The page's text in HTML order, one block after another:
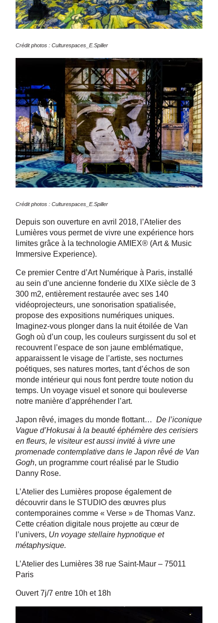
Crédit photos : Culturespaces_E.Spiller
Crédit photos : Culturespaces_E.Spiller
Depuis son ouverture en avril 2018, l’Atelier des
Lumières vous permet de vivre une expérience hors
limites grâce à la technologie AMIEX® (Art & Music
Immersive Experience).
Ce premier Centre d’Art Numérique à Paris, installé
au sein d’une ancienne fonderie du XIXe siècle de 3
300 m2, entièrement restaurée avec ses 140
vidéoprojecteurs, une sonorisation spatialisée,
propose des expositions numériques uniques.
Imaginez-vous plonger dans la nuit étoilée de Van
Gogh où d’un coup, les couleurs surgissent du sol et
recouvrent l’espace de son jaune emblématique,
apparaissent le visage de l’artiste, ses nocturnes
poétiques, ses natures mortes, tant d’échos de son
monde intérieur qui nous font perdre toute notion du
temps. Un voyage visuel et sonore qui bouleverse
notre manière d’appréhender l’art.
Japon rêvé, images du monde flottant… De l’iconique
Vague d’Hokusai à la beauté éphémère des cerisiers
en fleurs, le visiteur est aussi invité à vivre une
promenade contemplative dans le Japon rêvé de Van
Gogh, un programme court réalisé par le Studio
Danny Rose.
L’Atelier des Lumières propose également de
découvrir dans le STUDIO des œuvres plus
contemporaines comme « Verse » de Thomas Vanz.
Cette création digitale nous projette au cœur de
l’univers, Un voyage stellaire hypnotique et
métaphysique.
L’Atelier des Lumières 38 rue Saint-Maur – 75011
Paris
Ouvert 7j/7 entre 10h et 18h